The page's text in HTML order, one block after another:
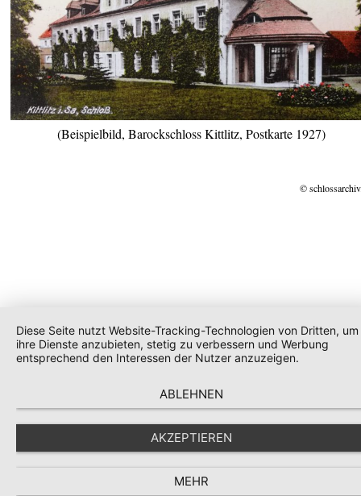
(Beispielbild, Barockschloss Kittlitz, Postkarte 1927)
©
Diese Seite nutzt Website-Tracking-Technologien von Dritten, um
ihre Dienste anzubieten, stetig zu verbessern und Werbung
entsprechend den Interessen der Nutzer anzuzeigen.
ABLEHNEN
AKZEPTIEREN
MEHR